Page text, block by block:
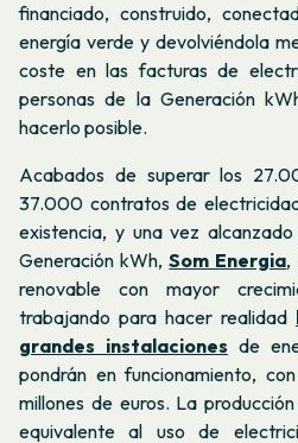
financiado, construido,
energía verde y devolviéndola
coste en las facturas de
personas de la Generación
hacerlo posible.
Acabados de superar los
37.000 contratos de
existencia, y una vez
Generación kWh, Som Energia,
renovable con mayor
trabajando para hacer realidad
grandes instalaciones de
pondrán en funcionamiento,
millones de euros. La
equivalente al uso de